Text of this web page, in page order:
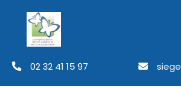
02 32 41 15 97